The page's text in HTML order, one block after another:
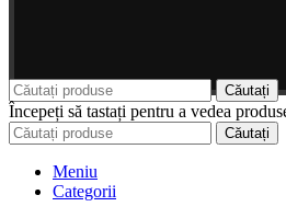
Căutați
Începeți să tastați pentru a vedea
Căutați
Meniu
Categorii